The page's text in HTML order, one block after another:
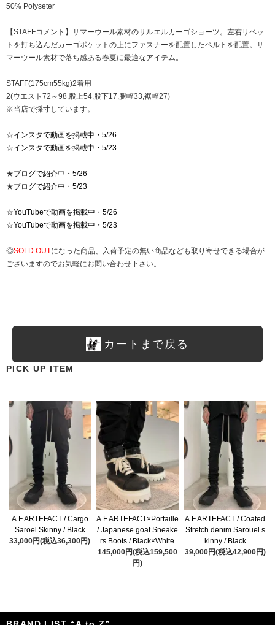
50% Polyseter
【STAFFコメント】サマーウール素材のサルエルカーゴショーツ。左右リベッ
トを打ち込んだカーゴポケットの上にファスナーを配置したベルトを配置。サ
マーウール素材で落ち感ある春夏に最適なアイテム。
STAFF(175cm55kg)2着用
2(ウエスト72～98,股上54,股下17,腿幅33,裾幅27)
※当店で採寸しています。
☆インスタで動画を掲載中・5/26
☆インスタで動画を掲載中・5/23
★ブログで紹介中・5/26
★ブログで紹介中・5/23
☆YouTubeで動画を掲載中・5/26
☆YouTubeで動画を掲載中・5/23
◎SOLD OUTになった商品、入荷予定の無い商品なども取り寄せできる場合が
ございますのでお気軽にお問い合わせ下さい。
カートまで戻る
PICK UP ITEM
A.F ARTEFACT / Cargo
Saroel Skinny / Black
33,000円(税込36,300円)
A.F ARTEFACT×Portaille
/ Japanese goat Sneake
rs Boots / Black×White
145,000円(税込159,500
円)
A.F ARTEFACT / Coated
Stretch denim Sarouel s
kinny / Black
39,000円(税込42,900円)